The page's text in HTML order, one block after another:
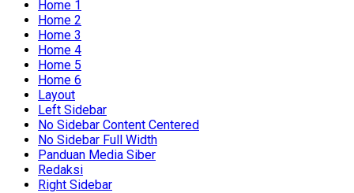
Home 1
Home 2
Home 3
Home 4
Home 5
Home 6
Layout
Left Sidebar
No Sidebar Content Centered
No Sidebar Full Width
Panduan Media Siber
Redaksi
Right Sidebar